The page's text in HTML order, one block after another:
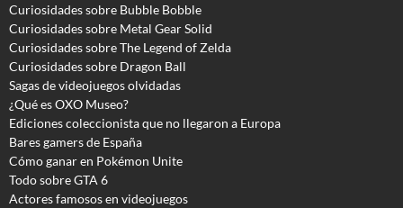
Curiosidades sobre Bubble Bobble
Curiosidades sobre Metal Gear Solid
Curiosidades sobre The Legend of Zelda
Curiosidades sobre Dragon Ball
Sagas de videojuegos olvidadas
¿Qué es OXO Museo?
Ediciones coleccionista que no llegaron a Europa
Bares gamers de España
Cómo ganar en Pokémon Unite
Todo sobre GTA 6
Actores famosos en videojuegos